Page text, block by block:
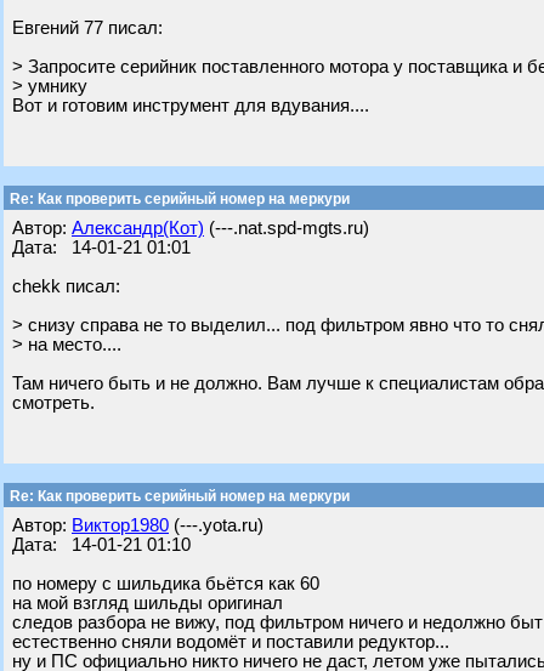
Евгений 77 писал:
> Запросите серийник поставленного мотора у поставщика и
> умнику
Вот и готовим инструмент для вдувания....
Re: Как проверить серийный номер на меркури
Автор: Александр(Кот) (---.nat.spd-mgts.ru)
Дата: 14-01-21 01:01
chekk писал:
> снизу справа не то выделил... под фильтром явно что то
> на место....
Там ничего быть и не должно. Вам лучше к специалистам
смотреть.
Re: Как проверить серийный номер на меркури
Автор: Виктор1980 (---.yota.ru)
Дата: 14-01-21 01:10
по номеру с шильдика бьётся как 60
на мой взгляд шильды оригинал
следов разбора не вижу, под фильтром ничего и недолжно
естественно сняли водомёт и поставили редуктор...
ну и ПС официально никто ничего не даст, летом уже